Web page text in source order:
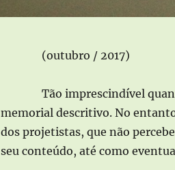
(outubro / 2017)
Tão imprescindível
memorial descritivo. No
dos projetistas, que não
seu conteúdo, até como